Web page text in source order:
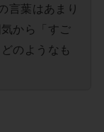
言葉はあまり
から「すご
のようなも